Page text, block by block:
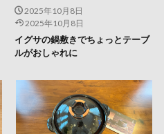
2025年10月8日
2025年10月8日
イグサの鍋敷きでちょっとテーブ
ルがおしゃれに